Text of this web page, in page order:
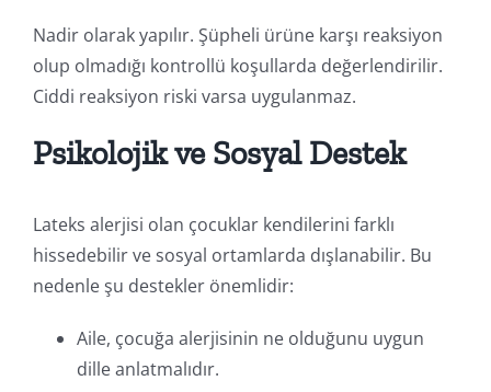
Nadir olarak yapılır. Şüpheli ürüne karşı reaksiyon
olup olmadığı kontrollü koşullarda değerlendirilir.
Ciddi reaksiyon riski varsa uygulanmaz.
Psikolojik ve Sosyal Destek
Lateks alerjisi olan çocuklar kendilerini farklı
hissedebilir ve sosyal ortamlarda dışlanabilir. Bu
nedenle şu destekler önemlidir:
Aile, çocuğa alerjisinin ne olduğunu uygun
dille anlatmalıdır.